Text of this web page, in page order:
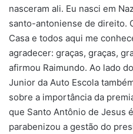
nasceram ali. Eu nasci em
santo-antoniense de direito.
Casa e todos aqui me
agradecer: graças, graças,
afirmou Raimundo. Ao lado
Junior da Auto Escola
sobre a importância da
que Santo Antônio de Jesus
parabenizou a gestão do